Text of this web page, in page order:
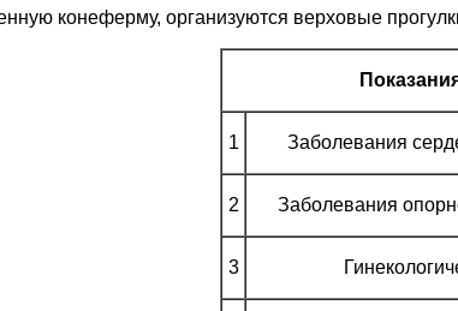
конеферму, организуются верховые
1 Заболевания
2 Заболевания
3